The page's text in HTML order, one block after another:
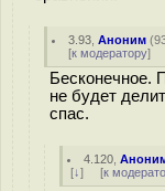
3.93 ,Аноним (
[к модератору]
Бесконечное.
не будет
спас.
4.120 ,
[↓] [к